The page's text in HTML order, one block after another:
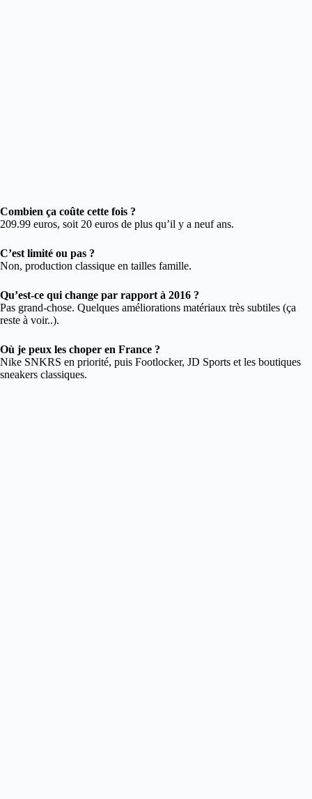
Combien ça coûte cette fois ?
209.99 euros, soit 20 euros de plus qu’il y a neuf ans.
C’est limité ou pas ?
Non, production classique en tailles famille.
Qu’est-ce qui change par rapport à 2016 ?
Pas grand-chose. Quelques améliorations matériaux très subtiles (ça
reste à voir..).
Où je peux les choper en France ?
Nike SNKRS en priorité, puis Footlocker, JD Sports et les boutiques
sneakers classiques.